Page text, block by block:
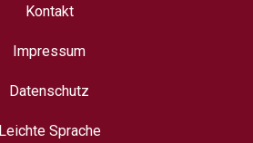
Kontakt
Impressum
Datenschutz
Leichte Sprache